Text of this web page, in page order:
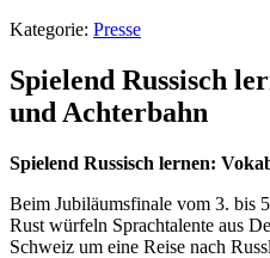
Kategorie: Presse
Spielend Russisch
und Achterbahn
Spielend Russisch lernen:
Beim Jubiläumsfinale vom 3. bis
Rust würfeln Sprachtalente aus
Schweiz um eine Reise nach